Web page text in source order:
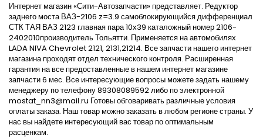
Интернет магазин «Сити-Автозапчасти» представляет. Редуктор
заднего моста ВАЗ-2106 z=3.9 самоблокирующийся дифференциал
СТК ТАЯ ВАЗ 2123 главная пара 10х39 каталожный номер 2106-
2402010производитель Тольятти. Применяется на автомобилях
LADA NIVA Chevrolet 2121, 2131,21214. Все запчасти нашего интернет
магазина проходят отдел технического контроля. Расширенная
гарантия на все предоставленные в нашем интернет магазине
запчасти 6 мес. Все интересующие вопросы можете задать нашему
менеджеру по телефону 89308089592 либо по электронной
mostat_nn3@mail.ru Готовы обговаривать различные условия
оплаты заказа. Наш товар можно заказать в любом регионе страны. У
нас вы найдете интересующий вас товар по оптимальным
расценкам.